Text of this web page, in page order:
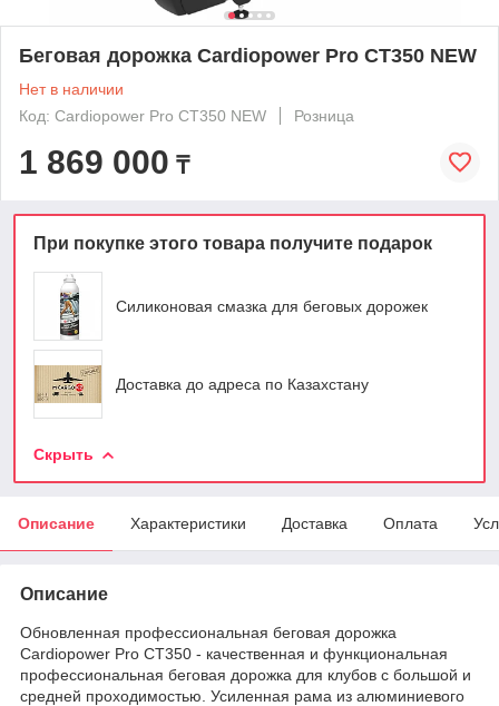
Беговая дорожка Cardiopower Pro CT350 NEW
Нет в наличии
Код: Cardiopower Pro CT350 NEW
Розница
1 869 000 ₸
При покупке этого товара получите подарок
Силиконовая смазка для беговых дорожек
Доставка до адреса по Казахстану
Скрыть
Описание Характеристики Доставка Оплата
Описание
Обновленная профессиональная беговая дорожка
Cardiopower Pro CT350 - качественная и функциональная
профессиональная беговая дорожка для клубов с большой и
средней проходимостью. Усиленная рама из алюминиевого